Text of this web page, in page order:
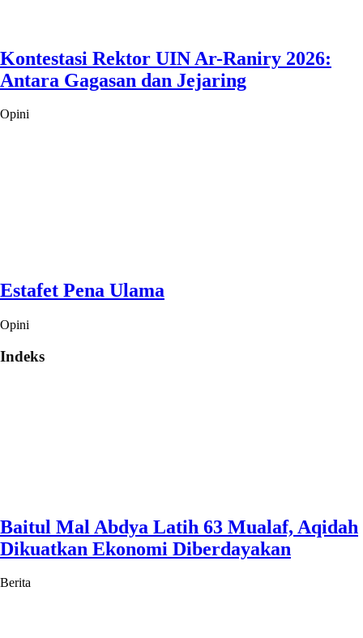
Kontestasi Rektor UIN Ar-Raniry 2026:
Antara Gagasan dan Jejaring
Opini
Estafet Pena Ulama
Opini
Indeks
Baitul Mal Abdya Latih 63 Mualaf, Aqidah
Dikuatkan Ekonomi Diberdayakan
Berita